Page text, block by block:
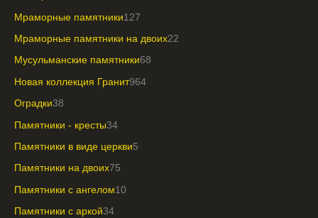
Мраморные памятники127
Мраморные памятники на двоих22
Мусульманские памятники68
Новая коллекция Гранит964
Оградки38
Памятники - кресты34
Памятники в виде церкви5
Памятники на двоих75
Памятники с ангелом10
Памятники с аркой34